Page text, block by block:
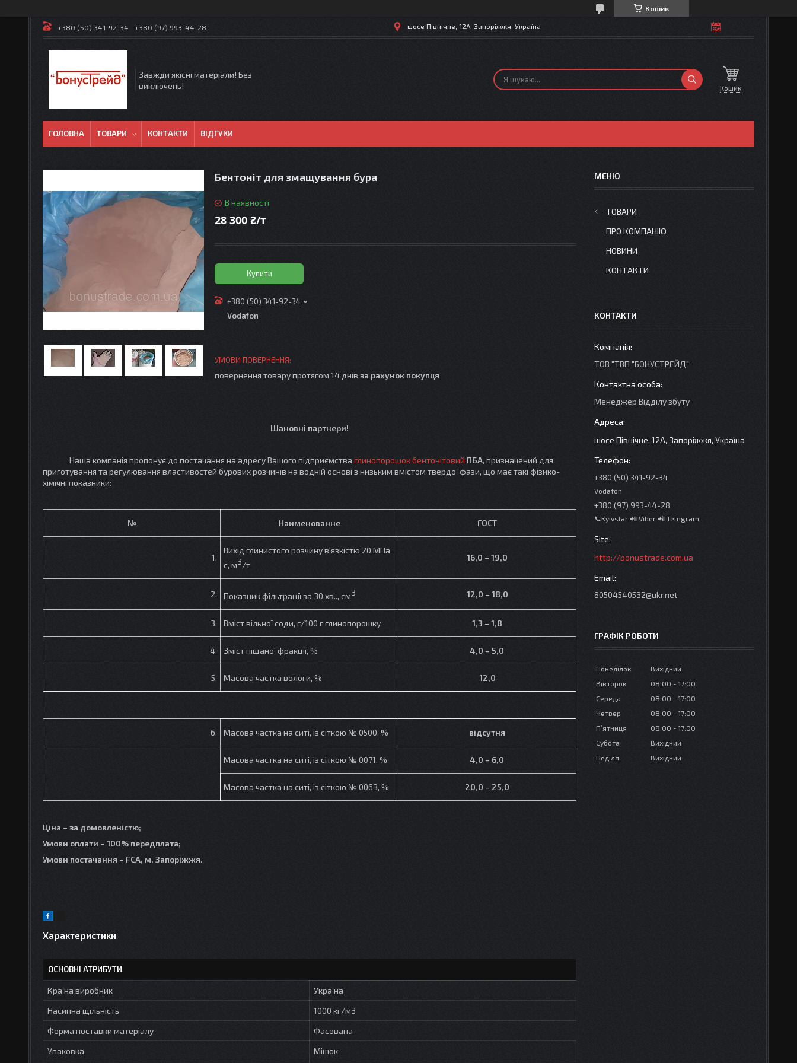
Кошик
+380 (50) 341-92-34 +380 (97) 993-44-28 шосе Північне, 12А, Запоріжжя, Україна
Завжди якісні матеріали! Без
виключень!
Кошик
ГОЛОВНА ТОВАРИ КОНТАКТИ ВІДГУКИ
Бентоніт для змащування бура
В наявності
28 300 ₴/т
Купити
+380 (50) 341-92-34
Vodafon
повернення товару протягом 14 днів за рахунок покупця
Шановні партнери!
Наша компанія пропонує до постачання на адресу Вашого підприємства глинопорошок бентонітовий ПБА, призначений для
приготування та регулювання властивостей бурових розчинів на водній основі з низьким вмістом твердої фази, що має такі фізико-
хімічні показники:
№ Наименованне ГОСТ
1.
Вихід глинистого розчину в'язкістю 20 МПа
с, м3/т
16,0 – 19,0
2. Показник фільтрації за 30 хв.., см3 12,0 – 18,0
3. Вміст вільної соди, г/100 г глинопорошку 1,3 – 1,8
4. Зміст піщаної фракції, % 4,0 – 5,0
5. Масова частка вологи, % 12,0
6. Масова частка на ситі, із сіткою № 0500, % відсутня
Масова частка на ситі, із сіткою № 0071, % 4,0 – 6,0
Масова частка на ситі, із сіткою № 0063, % 20,0 – 25,0
Ціна – за домовленістю;
Умови оплати – 100% передплата;
Умови постачання – FCA, м. Запоріжжя.
Характеристики
ОСНОВНІ АТРИБУТИ
Країна виробник
Україна
Насипна щільність
1000 кг/м3
Форма поставки матеріалу
Фасована
Упаковка
Мішок
ТОВАРИ
ПРО КОМПАНІЮ
НОВИНИ
КОНТАКТИ
КОНТАКТИ
ТОВ "ТВП "БОНУСТРЕЙД"
Менеджер Відділу збуту
шосе Північне, 12А, Запоріжжя, Україна
+380 (50) 341-92-34
Vodafon
+380 (97) 993-44-28
📞Kyivstar 📲 Viber 📲 Telegram
http://bonustrade.com.ua
80504540532@ukr.net
ГРАФІК РОБОТИ
Понеділок
Вихідний
Вівторок
08:00
17:00
Середа
08:00
17:00
Четвер
08:00
17:00
Пʼятниця
08:00
17:00
Субота
Вихідний
Неділя
Вихідний